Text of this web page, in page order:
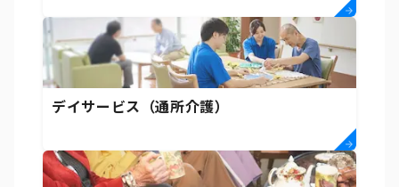
デイサービス（通所介護）